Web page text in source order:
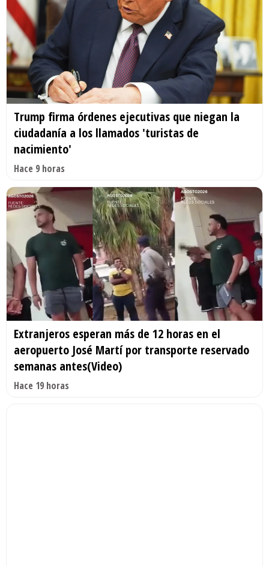
Trump firma órdenes ejecutivas que niegan la
ciudadanía a los llamados 'turistas de
nacimiento'
Hace 9 horas
Extranjeros esperan más de 12 horas en el
aeropuerto José Martí por transporte reservado
semanas antes(Video)
Hace 19 horas